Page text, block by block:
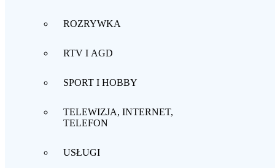
ROZRYWKA
RTV I AGD
SPORT I HOBBY
TELEWIZJA, INTERNET,
TELEFON
USŁUGI